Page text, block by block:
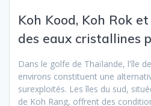
Koh Kood, Koh Rok
des eaux cristallines
Dans le golfe de Thaïlande, l'île
environs constituent une
surexploités. Les îles du sud,
de Koh Rang, offrent des